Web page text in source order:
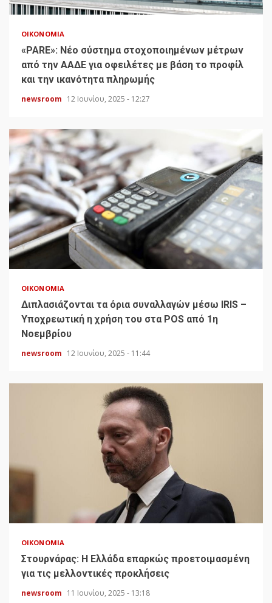
ΟΙΚΟΝΟΜΊΑ
«PARE»: Νέο σύστημα στοχοποιημένων μέτρων
από την ΑΑΔΕ για οφειλέτες με βάση το προφίλ
και την ικανότητα πληρωμής
newsroom 12 Ιουνίου, 2025 - 12:27
ΟΙΚΟΝΟΜΊΑ
Διπλασιάζονται τα όρια συναλλαγών μέσω IRIS –
Υποχρεωτική η χρήση του στα POS από 1η
Νοεμβρίου
newsroom 12 Ιουνίου, 2025 - 11:44
ΟΙΚΟΝΟΜΊΑ
Στουρνάρας: Η Ελλάδα επαρκώς προετοιμασμένη
για τις μελλοντικές προκλήσεις
newsroom 11 Ιουνίου, 2025 - 13:18